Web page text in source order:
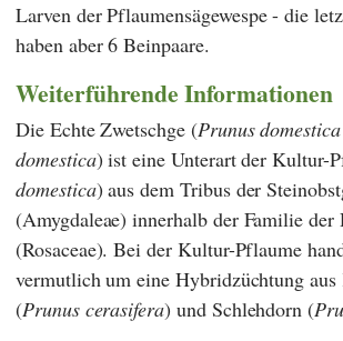
Larven der Pflaumensägewespe - die
haben aber 6 Beinpaare.
Weiterführende Informationen
Die Echte Zwetschge (Prunus domestica
domestica) ist eine Unterart der Kultur-
domestica) aus dem Tribus der
(Amygdaleae) innerhalb der Familie der
(Rosaceae). Bei der Kultur-Pflaume
vermutlich um eine Hybridzüchtung
(Prunus cerasifera) und Schlehdorn (